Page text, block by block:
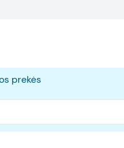
prekės